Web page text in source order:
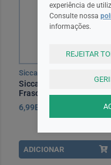
Siccafluid
Siccafluid , 2.5 mg/g
Frasco conta-gotas 10 g
Gel oftalm
6,99EUR
ADICIONAR
experiência de
Consulte nossa
informações.
REJEITAR